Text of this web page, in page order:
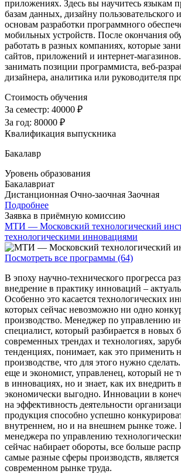
приложениях. Здесь вы научитесь языкам
базам данных, дизайну пользовательского
основам разработки программного
мобильных устройств. После окончания
работать в разных компаниях, которые
сайтов, приложений и интернет-
занимать позиции программиста, веб-
дизайнера, аналитика или руководителя
Стоимость обучения
За семестр: 40000 ₽
За год: 80000 ₽
Квалификация выпускника
Бакалавр
Уровень образования
Бакалавриат
Дистанционная Очно-заочная Заочная
Подробнее
Заявка в приёмную комиссию
МТИ — Московский технологический
технологическими инновациями
Посмотреть все программы (64)
В эпоху научно-технического прогресса
внедрение в практику инноваций –
Особенно это касается технологических
которых сейчас невозможно ни одно
производство. Менеджер по управлению
специалист, который разбирается в новых
современных трендах и технологиях,
тенденциях, понимает, как это применить
производстве, что для этого нужно
еще и экономист, управленец, который не
в инновациях, но и знает, как их внедрить
экономически выгодно. Инновации в
на эффективность деятельности
продукция способно успешно
внутреннем, но и на внешнем рынке тоже.
менеджера по управлению
сейчас набирает обороты, все больше
самые разные сферы производств,
современном рынке труда.